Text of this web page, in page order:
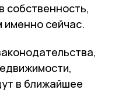
собственность,
именно сейчас.
в ближайшее